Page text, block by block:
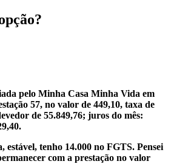
pelo Minha Casa Minha Vida em
57, no valor de 449,10, taxa de
de 55.849,76; juros do mês:
tenho 14.000 no FGTS. Pensei
com a prestação no valor